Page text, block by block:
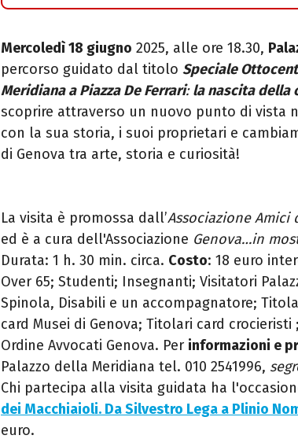
Mercoledì 18 giugno 2025, alle ore 18.30,
percorso guidato dal titolo Speciale
Meridiana a Piazza De Ferrari:la nascita della
scoprire attraverso un nuovo punto di vista
con la sua storia, i suoi proprietari e
di Genova tra arte, storia e curiosità!
La visita è promossa dall’Associazione Amici
ed è a cura dell'Associazione Genova…in
Durata: 1 h. 30 min. circa. Costo: 18 euro
Over 65; Studenti; Insegnanti; Visitatori
Spinola, Disabili e un accompagnatore;
card Musei di Genova; Titolari card crocieristi
Ordine Avvocati Genova. Per informazioni e
Palazzo della Meridiana tel. 010 2541996,
Chi partecipa alla visita guidata ha
dei Macchiaioli. Da Silvestro Lega a Plinio
euro.